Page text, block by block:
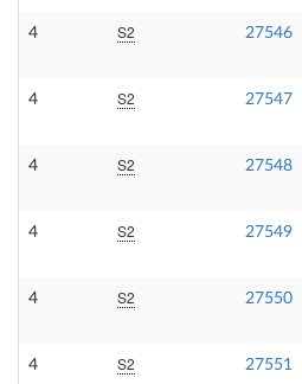
4 S2 27546
4 S2 27547
4 S2 27548
4 S2 27549
4 S2 27550
4 S2 27551